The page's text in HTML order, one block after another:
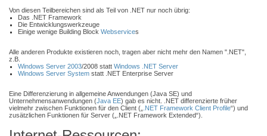
Von diesen Teilbereichen sind als Teil von .NET nur noch übrig:
Das .NET Framework
Die Entwicklungswerkzeuge
Einige wenige Building Block Webservices
Alle anderen Produkte existieren noch, tragen aber nicht mehr den Namen ".NET",
z.B.
Windows Server 2003/2008 statt Windows .NET Server
Windows Server System statt .NET Enterprise Server
Eine Differenzierung in allgemeine Anwendungen (Java SE) und
Unternehmensanwendungen (Java EE) gab es nicht. .NET differenzierte früher
vielmehr zwischen Funktionen für den Client („
.NET Framework Client Profile“) und
zusätzlichen Funktionen für Server („.NET Framework Extended“).